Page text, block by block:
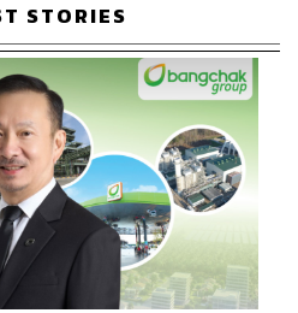
STORIES